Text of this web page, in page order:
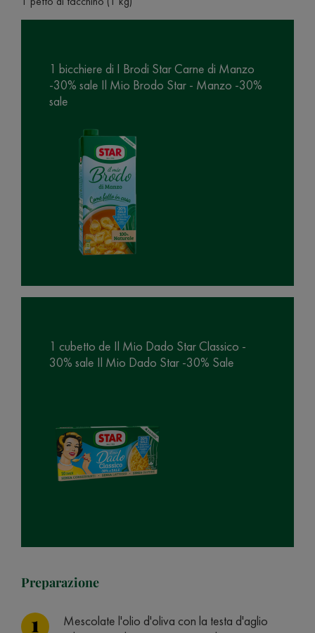
1 bicchiere di I Brodi Star Carne di Manzo
-30% sale Il Mio Brodo Star - Manzo -30%
sale
1 cubetto de Il Mio Dado Star Classico -
30% sale Il Mio Dado Star -30% Sale
Preparazione
Mescolate l'olio d'oliva con la testa d'aglio